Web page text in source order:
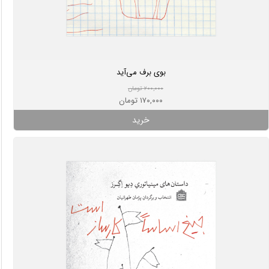
بوی برف می‌آید
۲۰۰,۰۰۰ تومان
۱۷۰,۰۰۰ تومان
خرید